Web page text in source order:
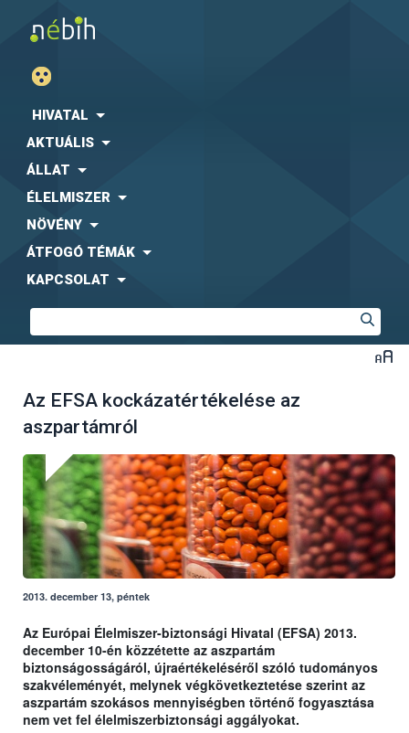
HIVATAL
AKTUÁLIS
ÁLLAT
ÉLELMISZER
NÖVÉNY
ÁTFOGÓ TÉMÁK
KAPCSOLAT
Az EFSA kockázatértékelése az
aszpartámról
2013. december 13, péntek
Az Európai Élelmiszer-biztonsági Hivatal (EFSA) 2013.
december 10-én közzétette az aszpartám
biztonságosságáról, újraértékeléséről szóló tudományos
szakvéleményét, melynek végkövetkeztetése szerint az
aszpartám szokásos mennyiségben történő fogyasztása
nem vet fel élelmiszerbiztonsági aggályokat.